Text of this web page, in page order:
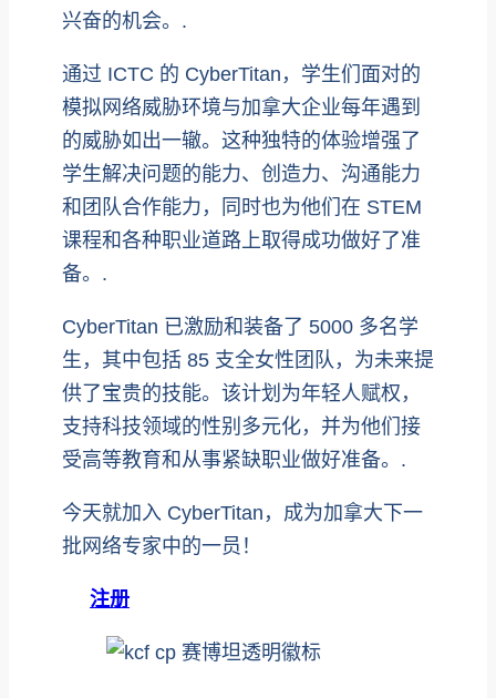
兴奋的机会。.
通过 ICTC 的 CyberTitan，学生们面对的
模拟网络威胁环境与加拿大企业每年遇到
的威胁如出一辙。这种独特的体验增强了
学生解决问题的能力、创造力、沟通能力
和团队合作能力，同时也为他们在 STEM
课程和各种职业道路上取得成功做好了准
备。.
CyberTitan 已激励和装备了 5000 多名学
生，其中包括 85 支全女性团队，为未来提
供了宝贵的技能。该计划为年轻人赋权，
支持科技领域的性别多元化，并为他们接
受高等教育和从事紧缺职业做好准备。.
今天就加入 CyberTitan，成为加拿大下一
批网络专家中的一员！
注册